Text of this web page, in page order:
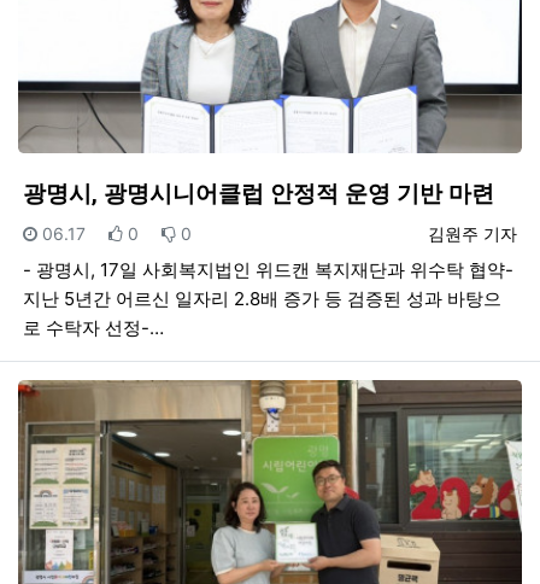
광명시, 광명시니어클럽 안정적 운영 기반 마련
등록자
김원주 기자
등록일
06.17 추천
0 비추천
0
- 광명시, 17일 사회복지법인 위드캔 복지재단과 위수탁 협약-
지난 5년간 어르신 일자리 2.8배 증가 등 검증된 성과 바탕으
로 수탁자 선정-…